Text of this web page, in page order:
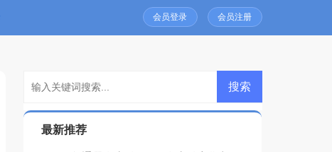
会员登录 会员注册
最新推荐